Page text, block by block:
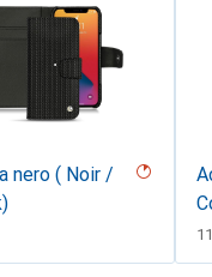
nero ( Noir /